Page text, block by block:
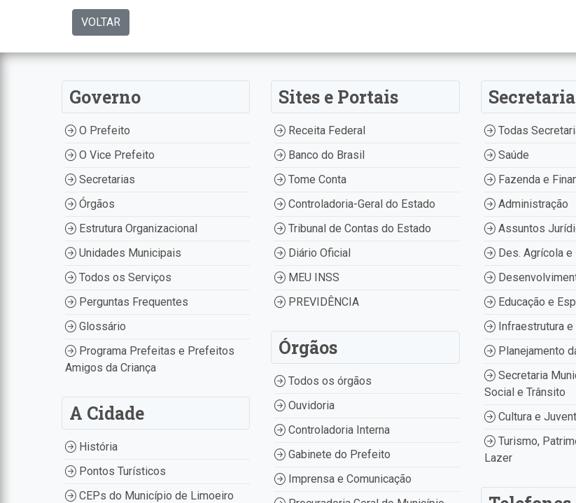
VOLTAR
Governo
O Prefeito
O Vice Prefeito
Secretarias
Órgãos
Estrutura Organizacional
Unidades Municipais
Todos os Serviços
Perguntas Frequentes
Glossário
Programa Prefeitas e Prefeitos
Amigos da Criança
A Cidade
História
Pontos Turísticos
CEPs do Município de Limoeiro
Sites e Portais
Receita Federal
Banco do Brasil
Tome Conta
Controladoria-Geral do Estado
Tribunal de Contas do Estado
Diário Oficial
MEU INSS
PREVIDÊNCIA
Órgãos
Todos os órgãos
Ouvidoria
Controladoria Interna
Gabinete do Prefeito
Imprensa e Comunicação
Todas
Saúde
Fazenda e
Administração
Assuntos
Des. Agrícola
Educação e
Infraestrutura
Planejamento
Secretaria
Social e Trânsito
Cultura e
Turismo,
Lazer